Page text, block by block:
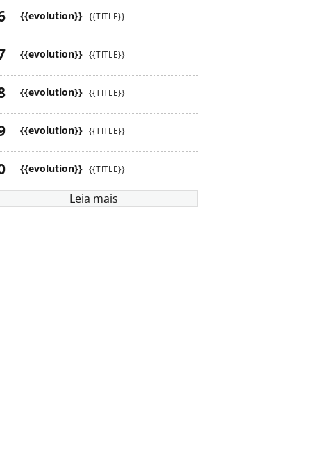
{{evolution}} {{TITLE}}
{{evolution}} {{TITLE}}
{{evolution}} {{TITLE}}
{{evolution}} {{TITLE}}
{{evolution}} {{TITLE}}
Leia mais